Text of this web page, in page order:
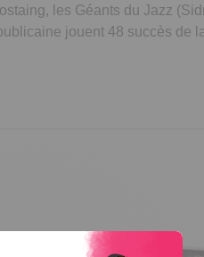
les Géants du Jazz
jouent 48 succès de